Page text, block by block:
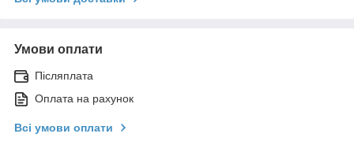
Умови оплати
Післяплата
Оплата на рахунок
Всі умови оплати